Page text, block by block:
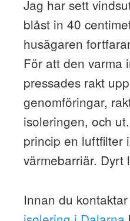
Jag har sett
blåst in 40
husägaren
För att den varma
pressades rakt
genomföringar,
isoleringen, och
princip en luftfilter
värmebarriär. Dyrt
Innan du